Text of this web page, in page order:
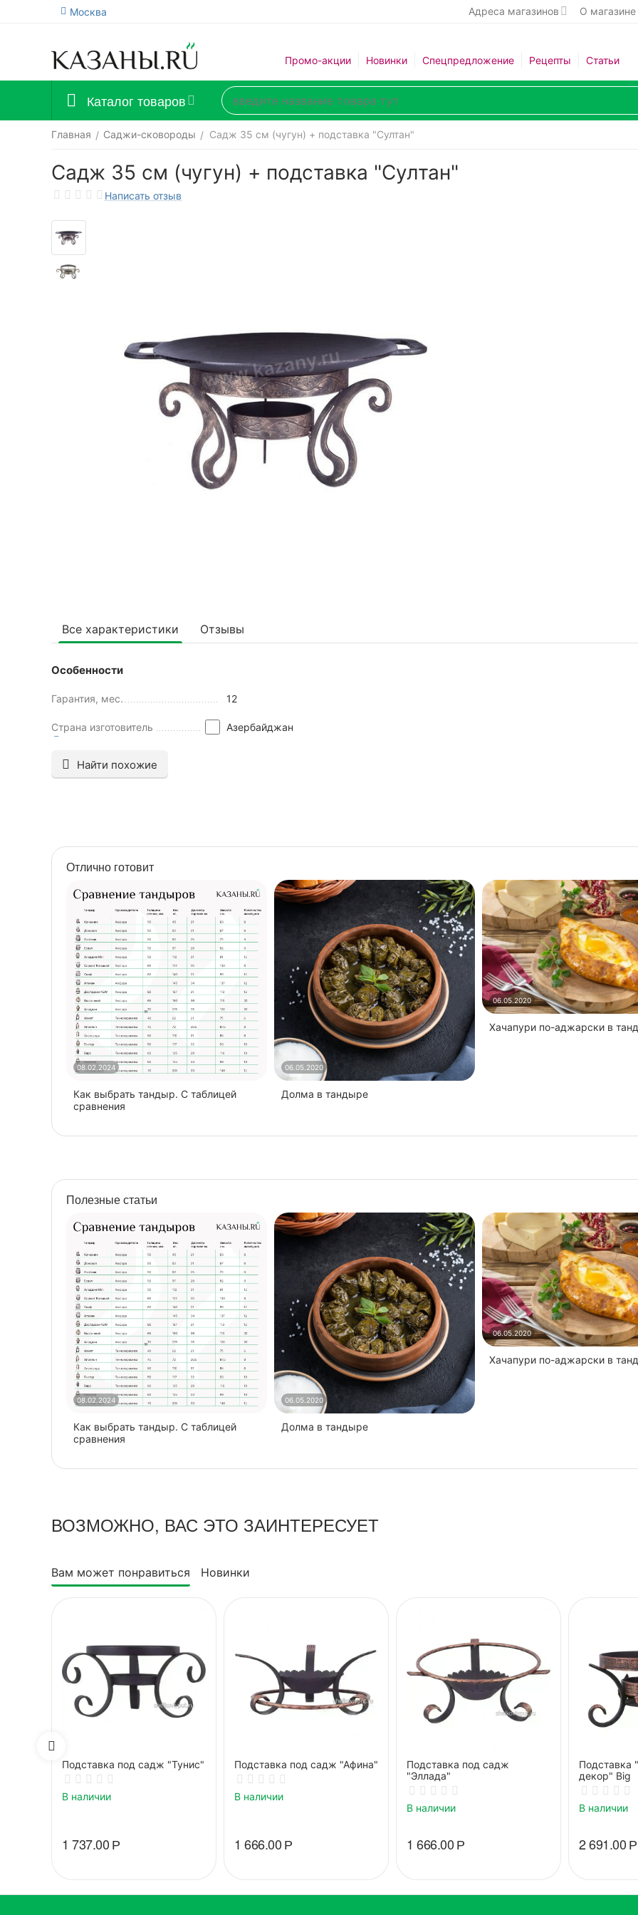
Москва Адреса магазинов О магазине
Промо-акции Новинки Спецпредложение Рецепты Статьи
Каталог товаров
Главная / Саджи-сковороды / Садж 35 см (чугун) + подставка "Султан"
Садж 35 см (чугун) + подставка "Султан"
Написать отзыв
Все характеристики Отзывы
Особенности
Гарантия, мес. 12
Страна изготовитель Азербайджан
Найти похожие
Отлично готовит
08.02.2024
Как выбрать тандыр. С таблицей
сравнения
06.05.2020
​Долма в тандыре
06.05.2020
Хачапури по-аджарски в
Полезные статьи
08.02.2024
Как выбрать тандыр. С таблицей
сравнения
06.05.2020
​Долма в тандыре
06.05.2020
Хачапури по-аджарски в
ВОЗМОЖНО, ВАС ЭТО ЗАИНТЕРЕСУЕТ
Вам может понравиться Новинки
Подставка под садж "Тунис"
В наличии
1 737.00Р
Подставка под садж "Афина"
В наличии
1 666.00Р
Подставка под садж
"Эллада"
В наличии
1 666.00Р
Подставка
декор" Big
В наличии
2 691.00Р